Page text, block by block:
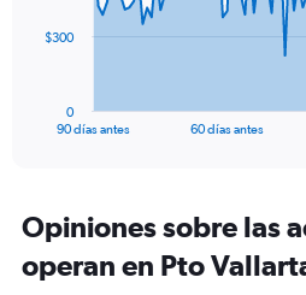
The
Range:
91
categories.
The
90 días antes 60 días antes
0
$300
Opiniones sobre las
operan en Pto